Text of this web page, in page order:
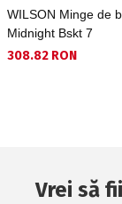
WILSON Minge de
Midnight Bskt 7
308.82 RON
Vrei să